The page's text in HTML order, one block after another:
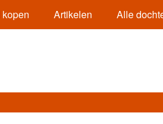
Artikelen Alle